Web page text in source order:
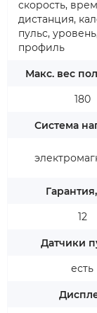
cкорость,
дистанция,
пульс,
профиль
Макс. вес
180
Система
12
Датчики
есть